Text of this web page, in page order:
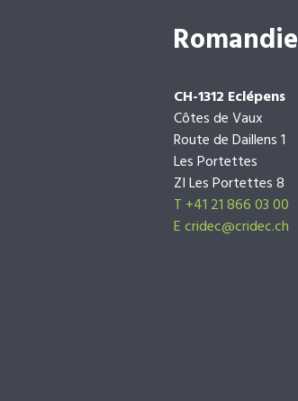
Romandie
CH-1312 Eclépens
Côtes de Vaux
Route de Daillens 1
Les Portettes
ZI Les Portettes 8
T +41 21 866 03 00
Ecridec@cridec.ch